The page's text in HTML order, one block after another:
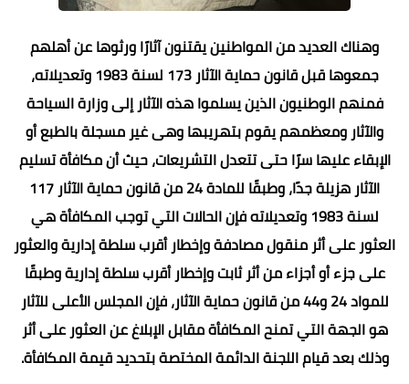
وهناك العديد من المواطنين يقتنون آثارًا ورثوها عن أهلهم
جمعوها قبل قانون حماية الآثار 173 لسنة 1983 وتعديلاته،
فمنهم الوطنيون الذين يسلموا هذه الآثار إلى وزارة السياحة
والآثار ومعظمهم يقوم بتهريبها وهى غير مسجلة بالطبع أو
الإبقاء عليها سرًا حتى تتعدل التشريعات، حيث أن مكافأة تسليم
الآثار هزيلة جدًا، وطبقًا للمادة 24 من قانون حماية الآثار 117
لسنة 1983 وتعديلاته فإن الحالات التي توجب المكافأة هي
العثور على أثر منقول مصادفة وإخطار أقرب سلطة إدارية والعثور
على جزء أو أجزاء من أثر ثابت وإخطار أقرب سلطة إدارية وطبقًا
للمواد 24 و44 من قانون حماية الآثار، فإن المجلس الأعلى للآثار
هو الجهة التي تمنح المكافأة مقابل الإبلاغ عن العثور على أثر
وذلك بعد قيام اللجنة الدائمة المختصة بتحديد قيمة المكافأة.